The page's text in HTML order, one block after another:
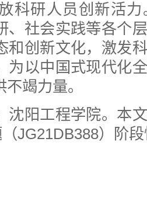
科研人员创新活
、社会实践等各个
和创新文化，激发
为以中国式现代化
竭力量。
阳工程学院。本文
（JG21DB388）阶